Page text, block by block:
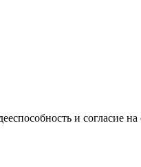
и согласие